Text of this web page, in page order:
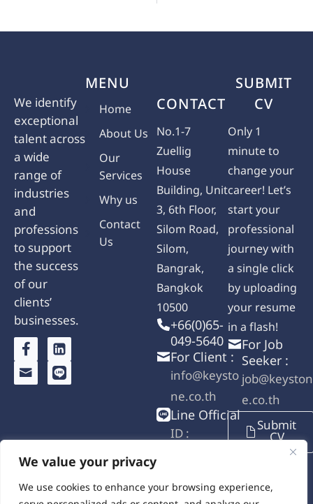
We value your privacy
We use cookies to enhance your browsing experience,
We identify
exceptional
talent across
a wide
range of
industries
and
professions
to support
the success
of our
clients’
businesses.
MENU
Home
About Us
Our
Services
Why us
Contact
Us
CONTACT
No.1-7
Zuellig
House
Building, Unit
3, 6th Floor,
Silom Road,
Silom,
Bangrak,
Bangkok
10500
+66(0)65-
049-5640
For Client :
info@keysto
ne.co.th
Line Official
ID :
SUBMIT
CV
Only 1
minute to
change your
career! Let’s
start your
professional
journey with
a single click
by uploading
your resume
in a flash!
For Job
Seeker :
job@keyston
e.co.th
Submit
CV